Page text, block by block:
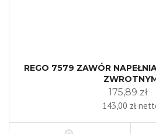
REGO 7579 ZAWÓR
175,89 zł
143,00 zł